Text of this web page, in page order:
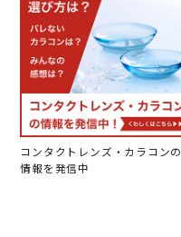
コンタクトレンズ・カラコンの
情報を発信中